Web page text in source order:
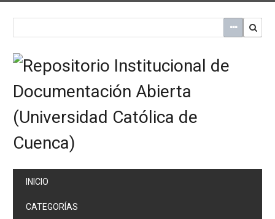
INICIO
CATEGORÍAS